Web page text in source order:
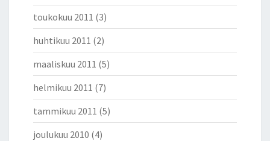
toukokuu 2011 (3)
huhtikuu 2011 (2)
maaliskuu 2011 (5)
helmikuu 2011 (7)
tammikuu 2011 (5)
joulukuu 2010 (4)